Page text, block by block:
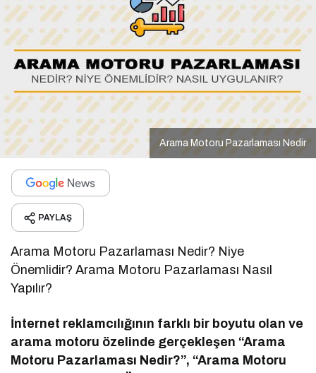
Arama Motoru Pazarlaması Nedir
PAYLAŞ
Arama Motoru Pazarlaması Nedir? Niye
Önemlidir? Arama Motoru Pazarlaması Nasıl
Yapılır?​
İnternet reklamcılığının farklı bir boyutu olan ve
arama motoru özelinde gerçekleşen “Arama
Motoru Pazarlaması Nedir?”, “Arama Motoru